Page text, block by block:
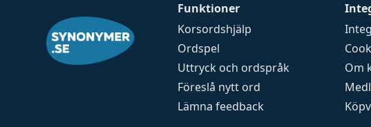
Funktioner
Korsordshjälp
Ordspel
Uttryck och ordspråk
Föreslå nytt ord
Lämna feedback
Om